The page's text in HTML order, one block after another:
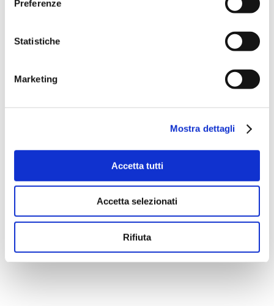
Preferenze
Statistiche
Marketing
Mostra dettagli
Accetta tutti
Accetta selezionati
Rifiuta